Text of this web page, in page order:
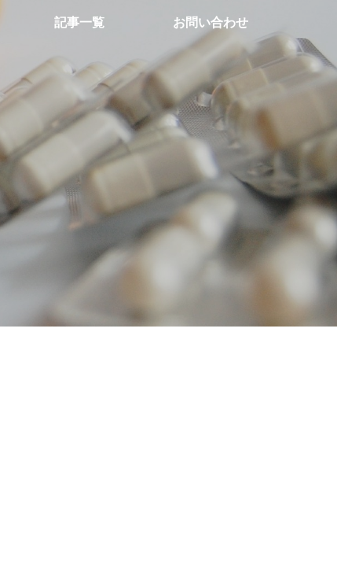
記事一覧 お問い合わせ